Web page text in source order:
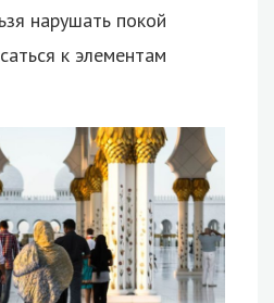
нарушать покой
к элементам